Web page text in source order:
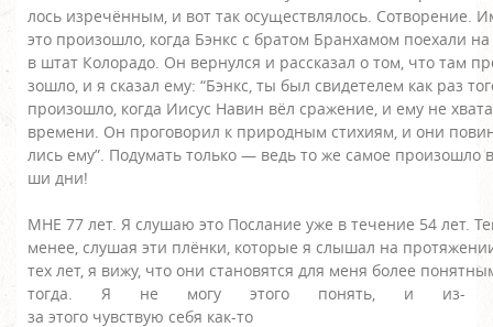
лось изречённым, и вот так осуществлялось. Сотворение.
это произошло, когда Бэнкс с братом Бранхамом поехали
в штат Колорадо. Он вернулся и рассказал о том, что там
зошло, и я сказал ему: “Бэнкс, ты был свидетелем как раз
произошло, когда Иисус Навин вёл сражение, и ему не
времени. Он проговорил к природным стихиям, и они
лись ему”. Подумать только — ведь то же самое произошло
ши дни!
МНЕ 77 лет. Я слушаю это Послание уже в течение 54 лет.
менее, слушая эти плёнки, которые я слышал на
тех лет, я вижу, что они становятся для меня более
тогда. Я не могу этого понять, и из-
за этого чувствую себя как-то